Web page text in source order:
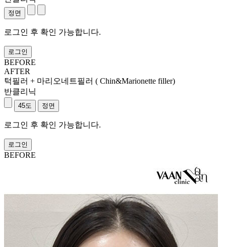
로그인 후 확인 가능합니다.
로그인
BEFORE
AFTER
턱필러 + 마리오네트필러 ( Chin&Marionette filler)
반클리닉
로그인 후 확인 가능합니다.
로그인
BEFORE